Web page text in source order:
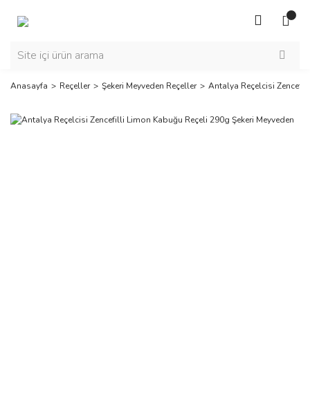
Anasayfa Reçeller Şekeri Meyveden Reçeller Antalya Reçelcisi